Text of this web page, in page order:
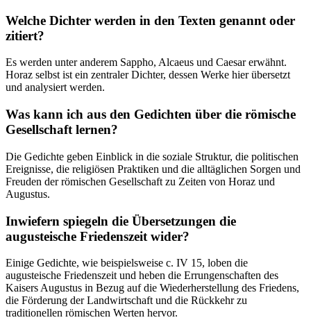
Welche Dichter werden in den Texten genannt oder
zitiert?
Es werden unter anderem Sappho, Alcaeus und Caesar erwähnt.
Horaz selbst ist ein zentraler Dichter, dessen Werke hier übersetzt
und analysiert werden.
Was kann ich aus den Gedichten über die römische
Gesellschaft lernen?
Die Gedichte geben Einblick in die soziale Struktur, die politischen
Ereignisse, die religiösen Praktiken und die alltäglichen Sorgen und
Freuden der römischen Gesellschaft zu Zeiten von Horaz und
Augustus.
Inwiefern spiegeln die Übersetzungen die
augusteische Friedenszeit wider?
Einige Gedichte, wie beispielsweise c. IV 15, loben die
augusteische Friedenszeit und heben die Errungenschaften des
Kaisers Augustus in Bezug auf die Wiederherstellung des Friedens,
die Förderung der Landwirtschaft und die Rückkehr zu
traditionellen römischen Werten hervor.